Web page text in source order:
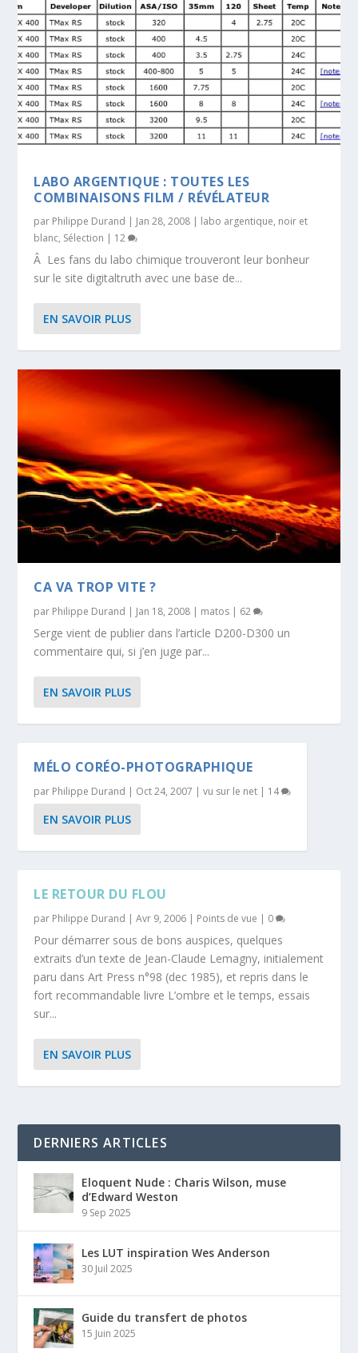
LABO ARGENTIQUE : TOUTES LES
COMBINAISONS FILM / RÉVÉLATEUR
par Philippe Durand Jan 28, 2008 labo argentique, noir et
blanc, Sélection 12
Â Les fans du labo chimique trouveront leur bonheur
sur le site digitaltruth avec une base de...
EN SAVOIR PLUS
CA VA TROP VITE ?
par Philippe Durand | Jan 18, 2008 | matos | 62
Serge vient de publier dans l’article D200-D300 un
commentaire qui, si j’en juge par...
EN SAVOIR PLUS
MÉLO CORÉO-PHOTOGRAPHIQUE
par Philippe Durand | Oct 24, 2007 |vu sur le net | 14
EN SAVOIR PLUS
LE RETOUR DU FLOU
par Philippe Durand |Avr 9, 2006 | Points de vue | 0
Pour démarrer sous de bons auspices, quelques
extraits d’un texte de Jean-Claude Lemagny, initialement
paru dans Art Press n°98 (dec 1985), et repris dans le
fort recommandable livre L’ombre et le temps, essais
sur...
EN SAVOIR PLUS
DERNIERS ARTICLES
Eloquent Nude : Charis Wilson, muse
d’Edward Weston
9 Sep 2025
Les LUT inspiration Wes Anderson
30 Juil 2025
Guide du transfert de photos
15 Juin 2025